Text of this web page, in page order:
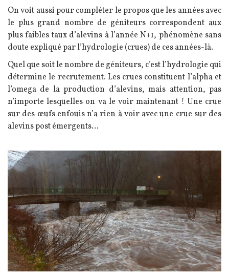
On voit aussi pour compléter le propos que les années avec
le plus grand nombre de géniteurs correspondent aux
plus faibles taux d’alevins à l’année N+1, phénomène sans
doute expliqué par l’hydrologie (crues) de ces années-là.
Quel que soit le nombre de géniteurs, c’est l’hydrologie qui
détermine le recrutement. Les crues constituent l’alpha et
l’omega de la production d’alevins, mais attention, pas
n’importe lesquelles on va le voir maintenant ! Une crue
sur des œufs enfouis n’a rien à voir avec une crue sur des
alevins post émergents…
Image